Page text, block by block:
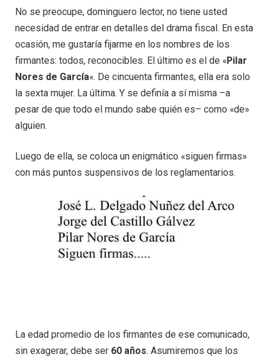
No se preocupe, dominguero lector, no tiene usted
necesidad de entrar en detalles del drama fiscal. En esta
ocasión, me gustaría fijarme en los nombres de los
firmantes: todos, reconocibles. El último es el de «Pilar
Nores de García«. De cincuenta firmantes, ella era solo
la sexta mujer. La última. Y se definía a sí misma –a
pesar de que todo el mundo sabe quién es– como «de»
alguien.
Luego de ella, se coloca un enigmático «siguen firmas»
con más puntos suspensivos de los reglamentarios.
La edad promedio de los firmantes de ese comunicado,
sin exagerar, debe ser 60 años. Asumiremos que los